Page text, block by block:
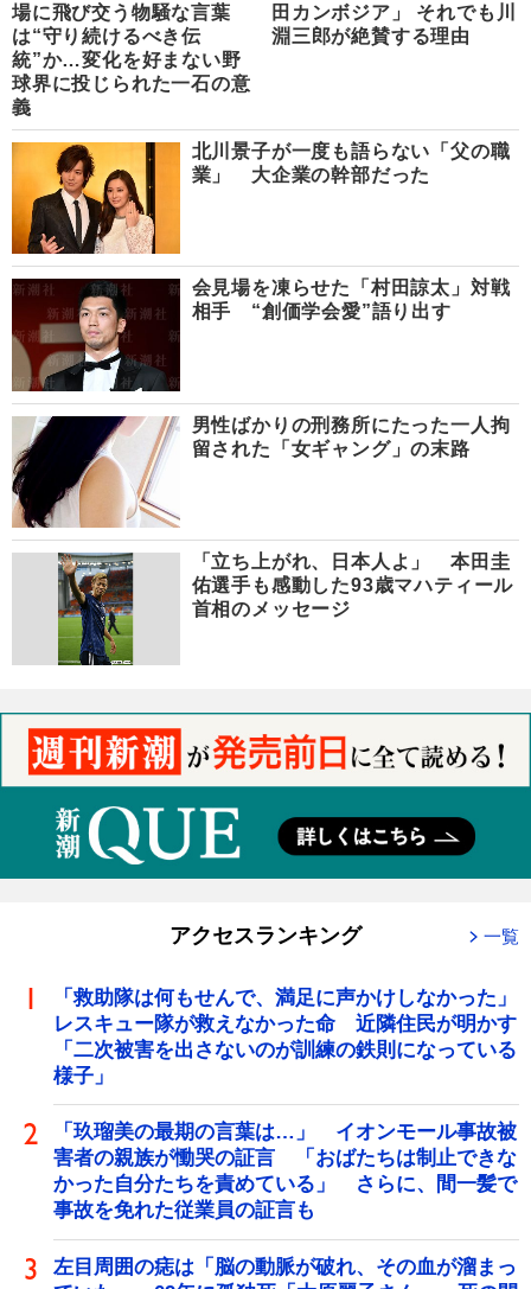
場に飛び交う物騒な言葉
は“守り続けるべき伝
統”か…変化を好まない野
球界に投じられた一石の意
義
田カンボジア」 それでも川
淵三郎が絶賛する理由
北川景子が一度も語らない「父の職
業」 大企業の幹部だった
会見場を凍らせた「村田諒太」対戦
相手 “創価学会愛”語り出す
男性ばかりの刑務所にたった一人拘
留された「女ギャング」の末路
「立ち上がれ、日本人よ」 本田圭
佑選手も感動した93歳マハティール
首相のメッセージ
アクセスランキング 一覧
「救助隊は何もせんで、満足に声かけしなかった」
レスキュー隊が救えなかった命 近隣住民が明かす
「二次被害を出さないのが訓練の鉄則になっている
様子」
「玖瑠美の最期の言葉は…」 イオンモール事故被
害者の親族が慟哭の証言 「おばたちは制止できな
かった自分たちを責めている」 さらに、間一髪で
事故を免れた従業員の証言も
左目周囲の痣は「脳の動脈が破れ、その血が溜まっ